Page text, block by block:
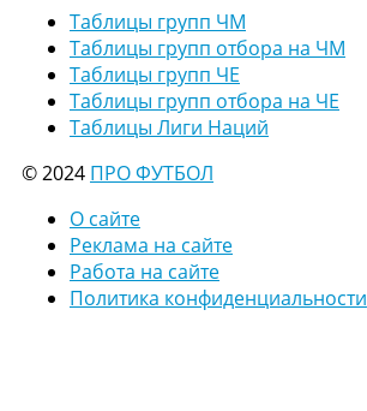
Таблицы групп ЧМ
Таблицы групп отбора на ЧМ
Таблицы групп ЧЕ
Таблицы групп отбора на ЧЕ
Таблицы Лиги Наций
© 2024 ПРО ФУТБОЛ
О сайте
Реклама на сайте
Работа на сайте
Политика конфиденциальности